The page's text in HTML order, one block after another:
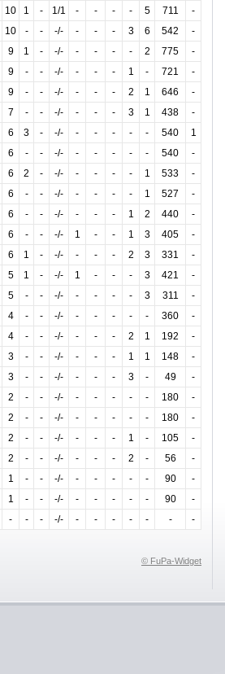
10 1 - 1/1 - - - - 5 711
-
10 - - -/- - - - 3 6 542
-
9 1 - -/- - - - - 2 775
-
9 - - -/- - - - 1 - 721
-
9 - - -/- - - - 2 1 646
-
7 - - -/- - - - 3 1 438
-
6 3 - -/- - - - - - 540
1
6 - - -/- - - - - - 540
-
6 2 - -/- - - - - 1 533
-
6 - - -/- - - - - 1 527
-
6 - - -/- - - - 1 2 440
-
6 - - -/- 1 - - 1 3 405
-
6 1 - -/- - - - 2 3 331
-
5 1 - -/- 1 - - - 3 421
-
5 - - -/- - - - - 3 311
-
4 - - -/- - - - - - 360
-
4 - - -/- - - - 2 1 192
-
3 - - -/- - - - 1 1 148
-
3 - - -/- - - - 3 - 49
-
2 - - -/- - - - - - 180
-
2 - - -/- - - - - - 180
-
2 - - -/- - - - 1 - 105
-
2 - - -/- - - - 2 - 56
-
1 - - -/- - - - - - 90
-
1 - - -/- - - - - - 90
-
- - - -/- - - - - - - -
© FuPa-Widget